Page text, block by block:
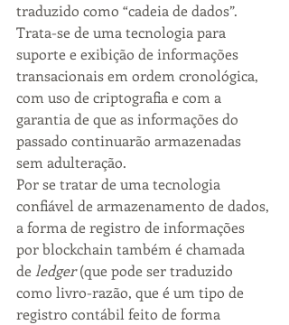
traduzido como “cadeia de dados”.
Trata-se de uma tecnologia para
suporte e exibição de informações
transacionais em ordem cronológica,
com uso de criptografia e com a
garantia de que as informações do
passado continuarão armazenadas
sem adulteração.
Por se tratar de uma tecnologia
confiável de armazenamento de dados,
a forma de registro de informações
por blockchain também é chamada
de ledger (que pode ser traduzido
como livro-razão, que é um tipo de
registro contábil feito de forma